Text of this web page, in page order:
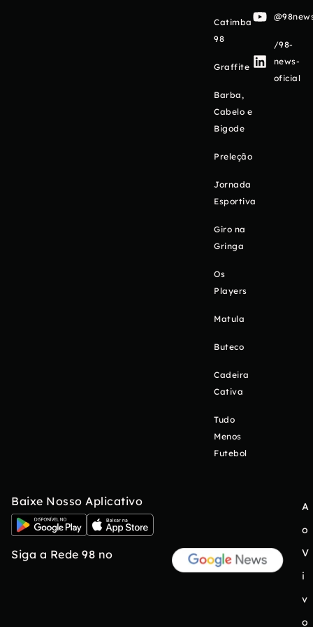
Catimba
98
Graffite
Barba,
Cabelo e
Bigode
Preleção
Jornada
Esportiva
Giro na
Gringa
Os
Players
Matula
Buteco
Cadeira
Cativa
Tudo
Menos
Futebol
/98-
news-
oficial
Baixe Nosso Aplicativo
Siga a Rede 98 no
A
o
V
i
v
o